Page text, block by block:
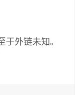
外链未知。